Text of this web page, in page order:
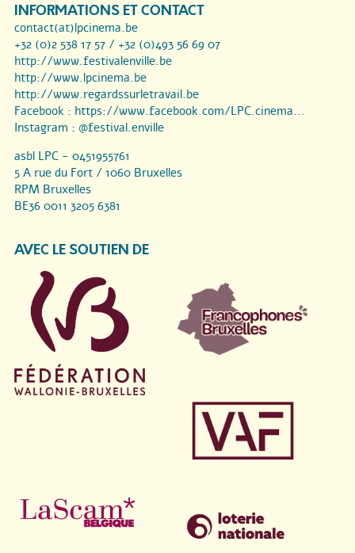
INFORMATIONS ET CONTACT
contact(at)lpcinema.be
+32 (0)2 538 17 57 / +32 (0)493 56 69 07
http://www.festivalenville.be
http://www.lpcinema.be
http://www.regardssurletravail.be
Facebook : https://www.facebook.com/LPC.cinema...
Instagram : @festival.enville
asbl LPC - 0451955761
5 A rue du Fort / 1060 Bruxelles
RPM Bruxelles
BE36 0011 3205 6381
AVEC LE SOUTIEN DE